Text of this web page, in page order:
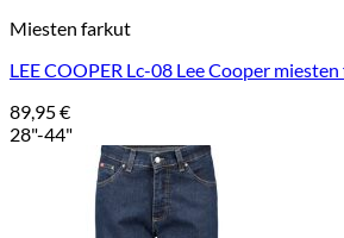
Miesten farkut
LEE COOPER Lc-08 Lee Cooper
89,95€
28"-44"